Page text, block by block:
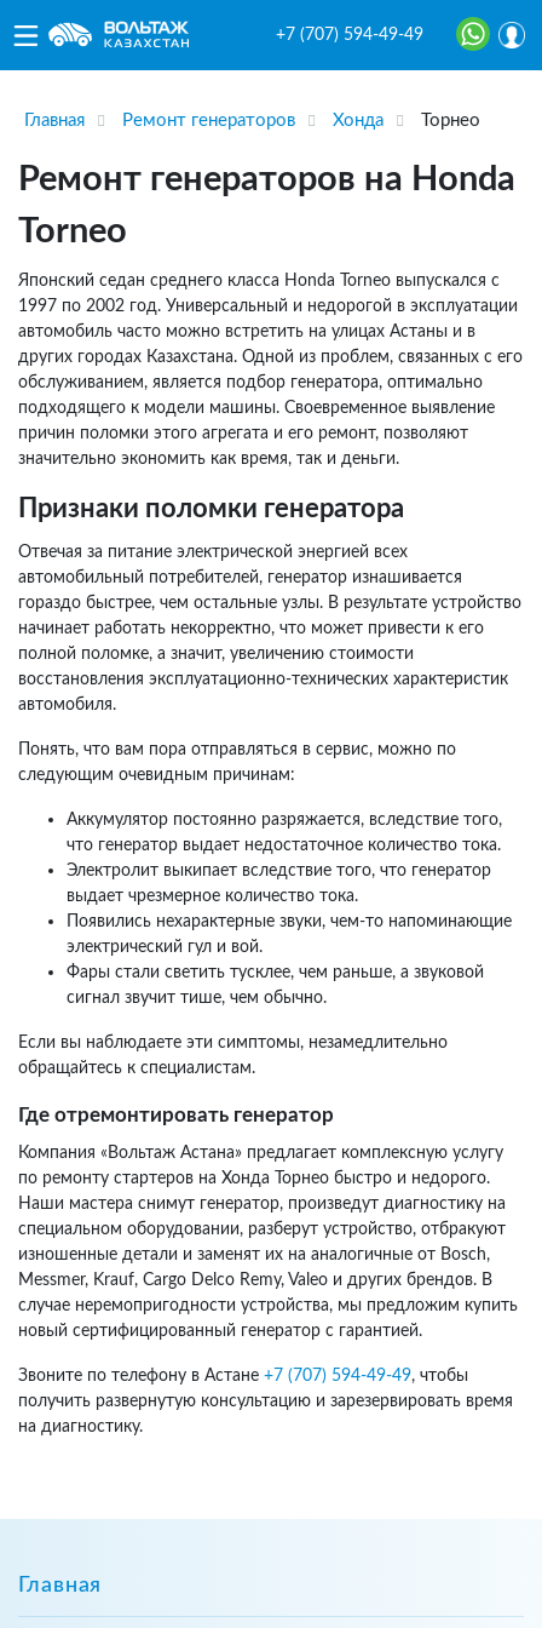
+7 (707) 594-49-49
Главная Ремонт генераторов Хонда Торнео
Ремонт генераторов на Honda
Torneo
Японский седан среднего класса Honda Torneo выпускался с
1997 по 2002 год. Универсальный и недорогой в эксплуатации
автомобиль часто можно встретить на улицах Астаны и в
других городах Казахстана. Одной из проблем, связанных с его
обслуживанием, является подбор генератора, оптимально
подходящего к модели машины. Своевременное выявление
причин поломки этого агрегата и его ремонт, позволяют
значительно экономить как время, так и деньги.
Признаки поломки генератора
Отвечая за питание электрической энергией всех
автомобильный потребителей, генератор изнашивается
гораздо быстрее, чем остальные узлы. В результате устройство
начинает работать некорректно, что может привести к его
полной поломке, а значит, увеличению стоимости
восстановления эксплуатационно-технических характеристик
автомобиля.
Понять, что вам пора отправляться в сервис, можно по
следующим очевидным причинам:
Аккумулятор постоянно разряжается, вследствие того,
что генератор выдает недостаточное количество тока.
Электролит выкипает вследствие того, что генератор
выдает чрезмерное количество тока.
Появились нехарактерные звуки, чем-то напоминающие
электрический гул и вой.
Фары стали светить тусклее, чем раньше, а звуковой
сигнал звучит тише, чем обычно.
Если вы наблюдаете эти симптомы, незамедлительно
обращайтесь к специалистам.
Где отремонтировать генератор
Компания «Вольтаж Астана» предлагает комплексную услугу
по ремонту стартеров на Хонда Торнео быстро и недорого.
Наши мастера снимут генератор, произведут диагностику на
специальном оборудовании, разберут устройство, отбракуют
изношенные детали и заменят их на аналогичные от Bosch,
Messmer, Krauf, Cargo Delco Remy, Valeo и других брендов. В
случае неремопригодности устройства, мы предложим купить
новый сертифицированный генератор с гарантией.
Звоните по телефону в Астане +7 (707) 594-49-49, чтобы
получить развернутую консультацию и зарезервировать время
на диагностику.
Главная